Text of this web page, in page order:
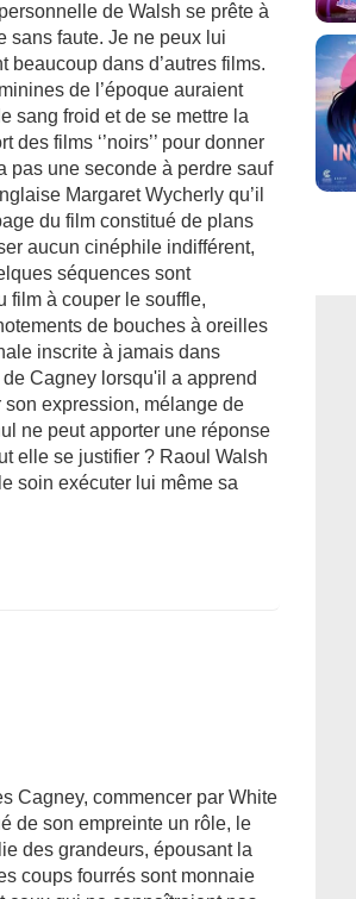
de Walsh se prête à
sans faute. Je ne peux lui
beaucoup dans d’autres films.
de l’époque auraient
sang froid et de se mettre la
films ‘’noirs’’ pour donner
pas une seconde à perdre sauf
Margaret Wycherly qu’il
du film constitué de plans
aucun cinéphile indifférent,
séquences sont
film à couper le souffle,
de bouches à oreilles
inscrite à jamais dans
Cagney lorsqu'il a apprend
son expression, mélange de
ne peut apporter une réponse
elle se justifier ? Raoul Walsh
soin exécuter lui même sa
Cagney, commencer par White
de son empreinte un rôle, le
des grandeurs, épousant la
coups fourrés sont monnaie